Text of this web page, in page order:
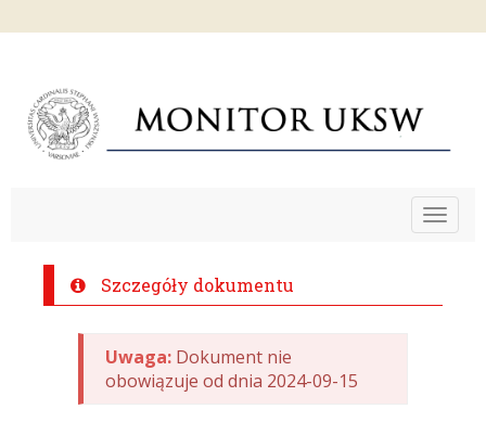
Toggle
Szczegóły dokumentu
Uwaga: Dokument nie
obowiązuje od dnia 2024-09-15